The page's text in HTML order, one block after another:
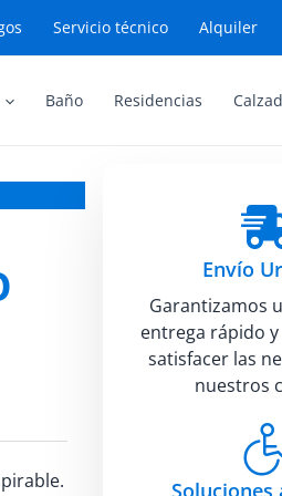
Servicio técnico Alquiler
Baño Residencias
Envío
Garantizamos
entrega rápido
satisfacer las
nuestros
Soluciones